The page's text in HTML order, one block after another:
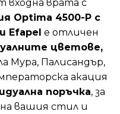
входна врата с
Optima 4500-P с
Efapel е отличен
цветове,
Мура, Палисандър,
акация
поръчка, за
вашия стил и